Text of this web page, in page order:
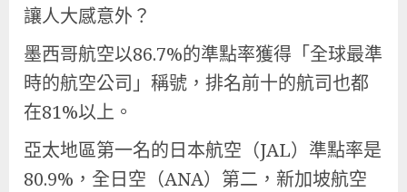
讓人大感意外？
墨西哥航空以86.7%的準點率獲得「全球最準
時的航空公司」稱號，排名前十的航司也都
在81%以上。
亞太地區第一名的日本航空（JAL）準點率是
80.9%，全日空（ANA）第二，新加坡航空